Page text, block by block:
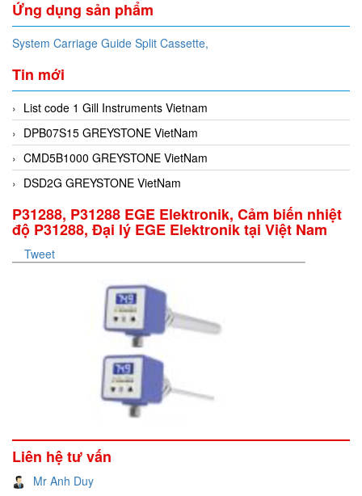
Ứng dụng sản phẩm
System Carriage Guide Split Cassette,
Tin mới
List code 1 Gill Instruments Vietnam
DPB07S15 GREYSTONE VietNam
CMD5B1000 GREYSTONE VietNam
DSD2G GREYSTONE VietNam
P31288, P31288 EGE Elektronik, Cảm biến nhiệt
độ P31288, Đại lý EGE Elektronik tại Việt Nam
Tweet
Liên hệ tư vấn
Mr Anh Duy